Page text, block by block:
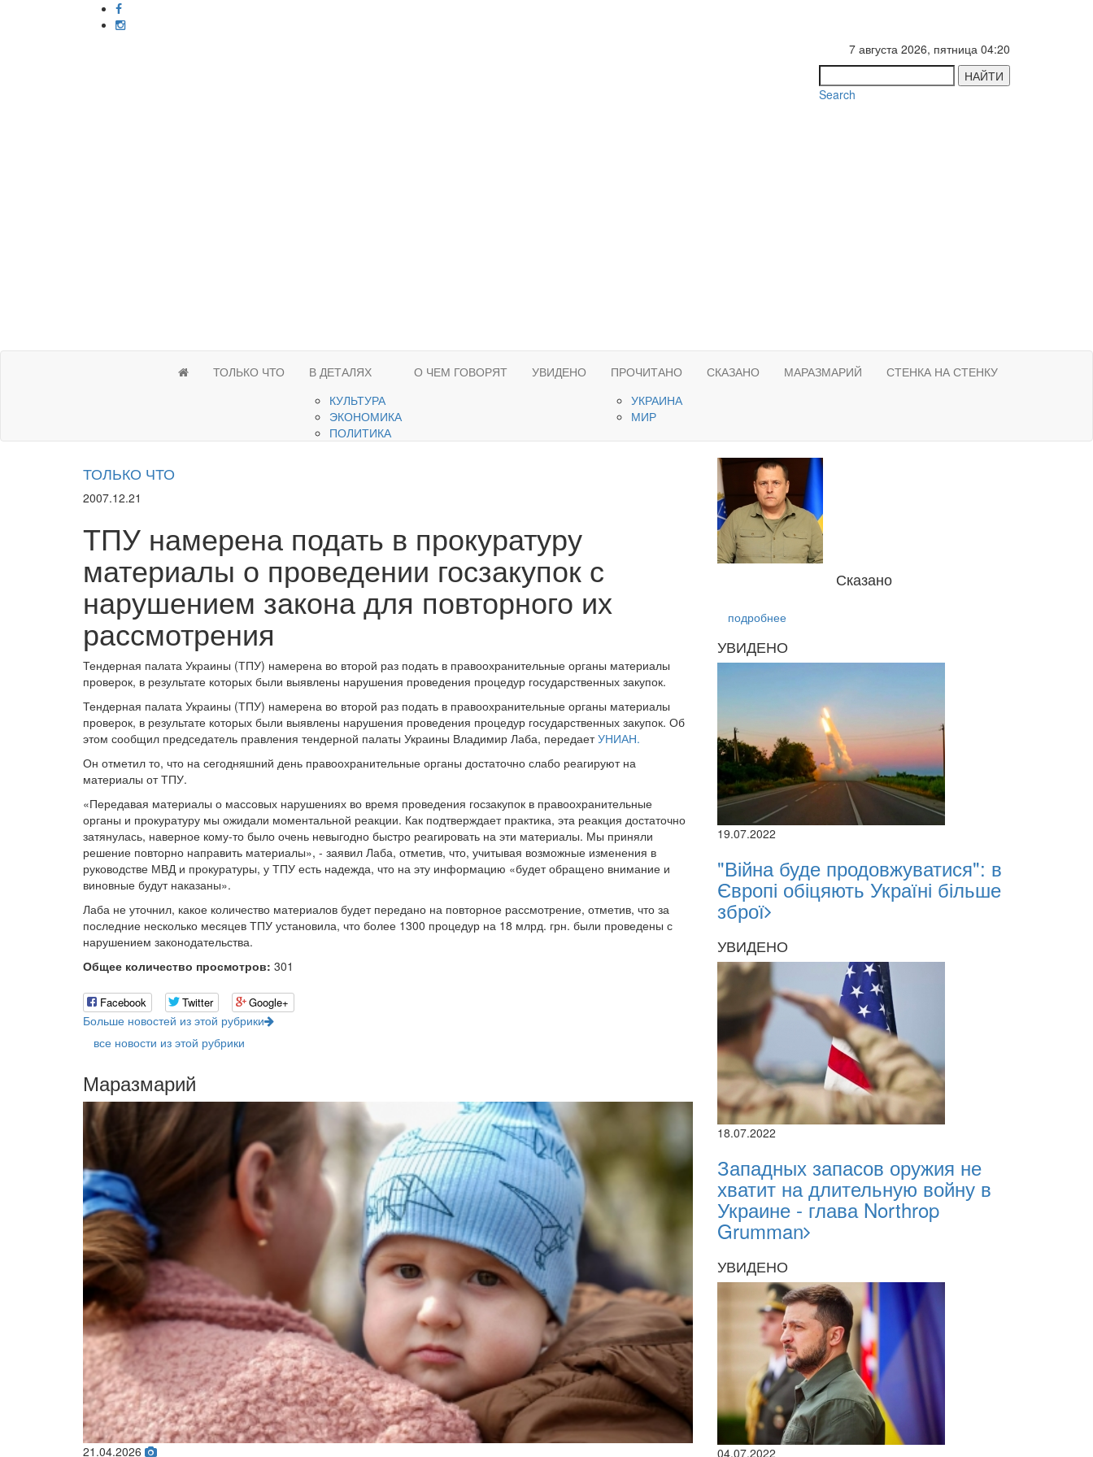
7 августа 2026, пятница 04:20
НАЙТИ
Search
ТОЛЬКО ЧТО
В ДЕТАЛЯХ
КУЛЬТУРА
ЭКОНОМИКА
ПОЛИТИКА
О ЧЕМ ГОВОРЯТ УВИДЕНО
ПРОЧИТАНО
УКРАИНА
МИР
СКАЗАНО МАРАЗМАРИЙ СТЕНКА НА СТЕНКУ
ТОЛЬКО ЧТО
2007.12.21
ТПУ намерена подать в прокуратуру
материалы о проведении госзакупок с
нарушением закона для повторного их
рассмотрения
Тендерная палата Украины (ТПУ) намерена во второй раз подать в правоохранительные органы материалы
проверок, в результате которых были выявлены нарушения проведения процедур государственных закупок.
Тендерная палата Украины (ТПУ) намерена во второй раз подать в правоохранительные органы материалы
проверок, в результате которых были выявлены нарушения проведения процедур государственных закупок. Об
этом сообщил председатель правления тендерной палаты Украины Владимир Лаба, передаетУНИАН.
Он отметил то, что на сегодняшний день правоохранительные органы достаточно слабо реагируют на
материалы от ТПУ.
«Передавая материалы о массовых нарушениях во время проведения госзакупок в правоохранительные
органы и прокуратуру мы ожидали моментальной реакции. Как подтверждает практика, эта реакция достаточно
затянулась, наверное кому-то было очень невыгодно быстро реагировать на эти материалы. Мы приняли
решение повторно направить материалы», - заявил Лаба, отметив, что, учитывая возможные изменения в
руководстве МВД и прокуратуры, у ТПУ есть надежда, что на эту информацию «будет обращено внимание и
виновные будут наказаны».
Лаба не уточнил, какое количество материалов будет передано на повторное рассмотрение, отметив, что за
последние несколько месяцев ТПУ установила, что более 1300 процедур на 18 млрд. грн. были проведены с
нарушением законодательства.
Общее количество просмотров: 301
Facebook Twitter Google+
Больше новостей из этой рубрики
все новости из этой рубрики
Маразмарий
21.04.2026 02.02.2026
Сказано
подробнее
УВИДЕНО
19.07.2022
"Війна буде продовжуватися": в
Європі обіцяють Україні більше
зброї
УВИДЕНО
18.07.2022
Западных запасов оружия не
хватит на длительную войну в
Украине - глава Northrop
Grumman
УВИДЕНО
04.07.2022